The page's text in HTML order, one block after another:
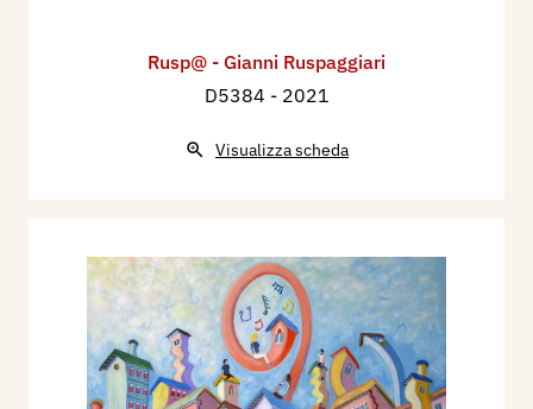
Rusp@ - Gianni Ruspaggiari
D5384 - 2021
Visualizza scheda